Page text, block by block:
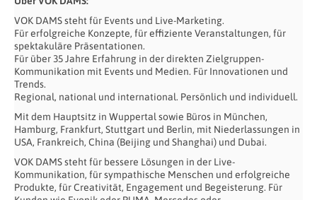
VOK DAMS steht für Events und Live-Marketing.
Für erfolgreiche Konzepte, für effiziente Veranstaltungen, für
spektakuläre Präsentationen.
Für über 35 Jahre Erfahrung in der direkten Zielgruppen-
Kommunikation mit Events und Medien. Für Innovationen und
Trends.
Regional, national und international. Persönlich und individuell.
Mit dem Hauptsitz in Wuppertal sowie Büros in München,
Hamburg, Frankfurt, Stuttgart und Berlin, mit Niederlassungen in
USA, Frankreich, China (Beijing und Shanghai) und Dubai.
VOK DAMS steht für bessere Lösungen in der Live-
Kommunikation, für sympathische Menschen und erfolgreiche
Produkte, für Creativität, Engagement und Begeisterung. Für